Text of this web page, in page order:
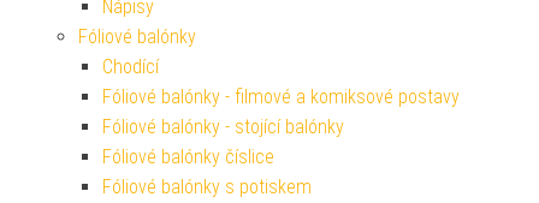
Nápisy
Fóliové balónky
Chodící
Fóliové balónky - filmové a komiksové postavy
Fóliové balónky - stojící balónky
Fóliové balónky číslice
Fóliové balónky s potiskem